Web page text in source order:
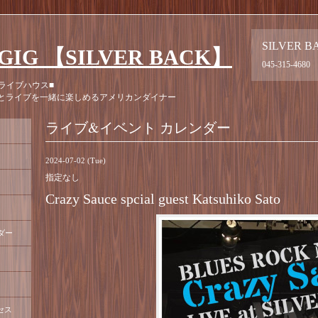
SILVER
045-315-4680
【SILVER BACK】
イブハウス■
ライブを一緒に楽しめるアメリカンダイナー
ライブ&イベント カレンダー
2024-07-02 (Tue)
指定なし
Crazy Sauce spcial guest Katsuhiko Sato
ー
ス